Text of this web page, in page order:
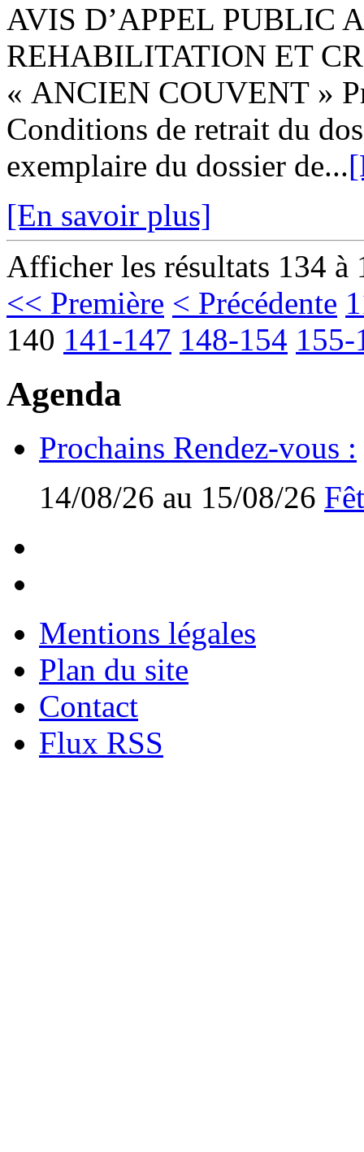
AVIS D’APPEL PUBLIC
REHABILITATION ET
« ANCIEN COUVENT »
Conditions de retrait du
exemplaire du dossier de...
[En savoir plus]
Afficher les résultats 134 à
<< Première < Précédente
140 141-147 148-154 155-
Agenda
Prochains Rendez-vous :
14/08/26 au 15/08/26
Mentions légales
Plan du site
Contact
Flux RSS